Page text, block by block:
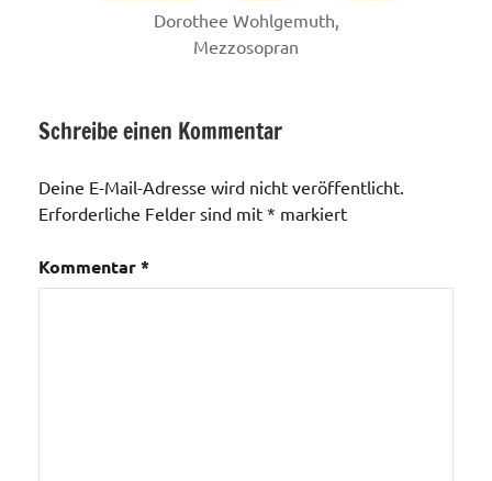
Dorothee Wohlgemuth,
Mezzosopran
Schreibe einen Kommentar
Deine E-Mail-Adresse wird nicht veröffentlicht.
Erforderliche Felder sind mit * markiert
Kommentar*